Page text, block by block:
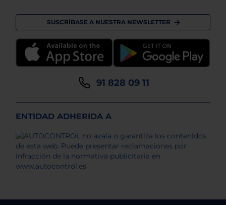
SUSCRÍBASE A NUESTRA NEWSLETTER
91 828 09 11
ENTIDAD ADHERIDA A